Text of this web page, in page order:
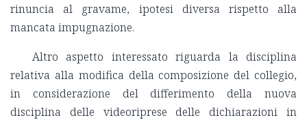
rinuncia al gravame, ipotesi diversa rispetto alla
mancata impugnazione.
Altro aspetto interessato riguarda la disciplina
relativa alla modifica della composizione del collegio,
in considerazione del differimento della nuova
disciplina delle videoriprese delle dichiarazioni in